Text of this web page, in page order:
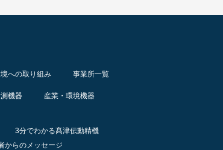
への取り組み 事業所一覧
機器
産業・環境機器
3分でわかる髙津伝動精機
からのメッセージ